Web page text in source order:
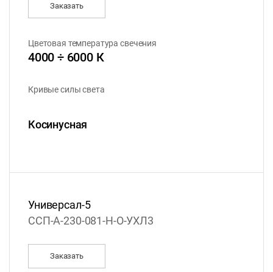
Заказать
Цветовая температура свечения
4000 ÷ 6000 К
Кривые силы света
Косинусная
Универсал-5
ССП-А-230-081-Н-О-УХЛ3
Заказать